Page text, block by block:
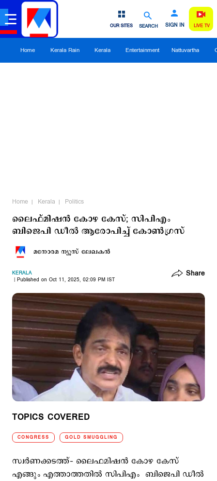
SEARCH SIGN IN
OUR SITES LIVE TV
Home Kerala Rain Kerala Entertainment Nattuvartha
Home Kerala Politics
ലൈഫ്മിഷന്‍ കോഴ കേസ്; സിപിഎം
ബിജെപി ഡീല്‍ ആരോപിച്ച് കോണ്‍ഗ്രസ്
മനോരമ ന്യൂസ് ലേഖകന്‍
KERALA
Published on Oct 11, 2025, 02:09 PM IST
Share
TOPICS COVERED
CONGRESS GOLD SMUGGLING
സ്വര്‍ണക്കടത്ത്– ലൈഫമിഷന്‍ കോഴ കേസ്
എങ്ങും എത്താത്തതില്‍ സിപിഎം ബിജെപി ഡീല്‍